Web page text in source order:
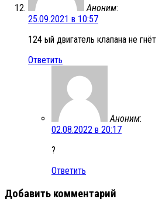
Аноним:
25.09.2021 в 10:57
124 ый двигатель клапана не гнёт
Ответить
Аноним:
02.08.2022 в 20:17
?
Ответить
Добавить комментарий